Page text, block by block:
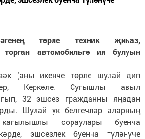
төрле техник җиһаз,
торган автомобильгә ия булуын
(аны икенче төрле шулай дип
Керкәле, Сугышлы авыл
32 эшсез гражданны яңадан
Шулай ук белгечләр аларның
сораулары буенча
эшсезлек буенча түләнүче